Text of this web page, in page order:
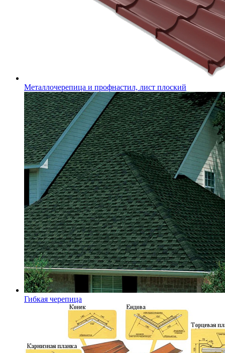
Металлочерепица и профнастил, лист плоский
Гибкая черепица